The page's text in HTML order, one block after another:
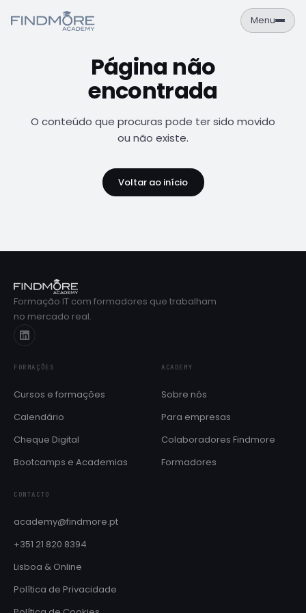
Menu
Área de Aluno
Formações
Catálogo completo de formações IT
Calendário
Próximas edições e datas de início
Aulas de línguas
Inglês e Francês reservados ao ecossistema Findmore
BOOTCAMPS E ACADEMIAS
Brain QA Academy
Página não
encontrada
O conteúdo que procuras pode ter sido movido
ou não existe.
Voltar ao início
Formação IT com formadores que trabalham
no mercado real.
FORMAÇÕES
Cursos e formações
Calendário
Cheque Digital
Bootcamps e Academias
ACADEMY
Sobre nós
Para empresas
Colaboradores Findmore
Formadores
CONTACTO
academy@findmore.pt
+351 21 820 8394
Lisboa & Online
Política de Privacidade